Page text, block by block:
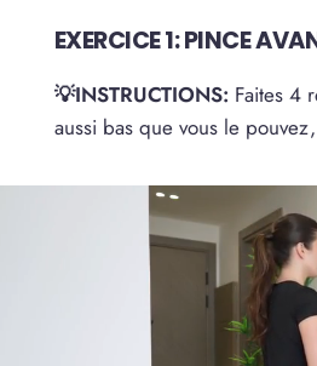
EXERCICE 1: PINCE
💡INSTRUCTIONS: Faites 4
aussi bas que vous le